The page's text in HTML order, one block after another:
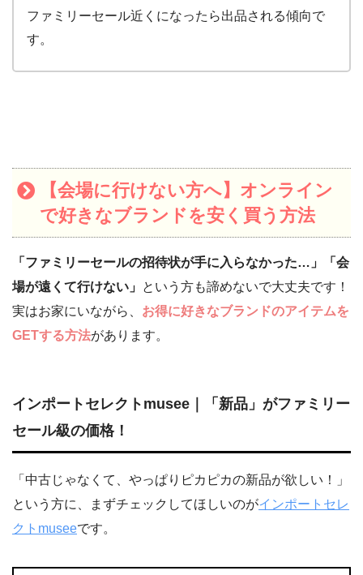
ファミリーセール近くになったら出品される傾向で
す。
【会場に行けない方へ】オンライン
で好きなブランドを安く買う方法
「ファミリーセールの招待状が手に入らなかった…」「会
場が遠くて行けない」 という方も諦めないで大丈夫です！
実はお家にいながら、 お得に好きなブランドのアイテムを
GETする方法があります。
インポートセレクトmusee｜「新品」がファミリー
セール級の価格！
「中古じゃなくて、やっぱりピカピカの新品が欲しい！」
という方に、まずチェックしてほしいのがインポートセレ
クトmuseeです。